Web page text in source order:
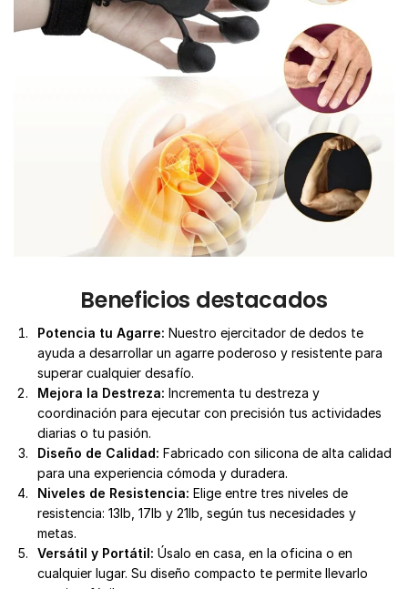
Beneficios destacados
Potencia tu Agarre: Nuestro ejercitador de dedos te
ayuda a desarrollar un agarre poderoso y resistente para
superar cualquier desafío.
Mejora la Destreza: Incrementa tu destreza y
coordinación para ejecutar con precisión tus actividades
diarias o tu pasión.
Diseño de Calidad: Fabricado con silicona de alta calidad
para una experiencia cómoda y duradera.
Niveles de Resistencia: Elige entre tres niveles de
resistencia: 13lb, 17lb y 21lb, según tus necesidades y
metas.
Versátil y Portátil: Úsalo en casa, en la oficina o en
cualquier lugar. Su diseño compacto te permite llevarlo